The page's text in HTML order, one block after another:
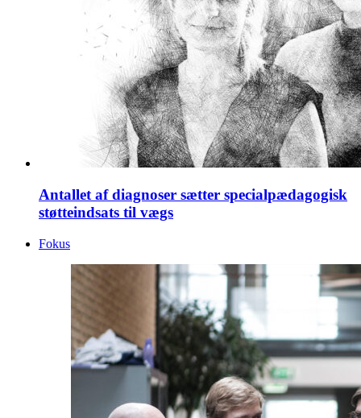
Antallet af diagnoser sætter specialpædagogisk
støtteindsats til vægs
Fokus